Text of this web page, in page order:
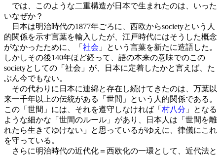
では、このような二重構造が日本で生まれたのは、いった
いなぜか？
日本は明治時代の1877年ごろに、西欧からsocietyという人
的関係を示す言葉を輸入したが、江戸時代にはそうした概念
がなかったために、「 社会 」という言葉を新たに造語した。
しかしその後140年ほど経って、語の本来の意味でのこの
societyとしての「社会」が、日本に定着したかと言えば、た
ぶん今でもない。
その代わりに日本に連綿と存在し続けてきたのは、万葉以
来一千年以上の伝統がある「世間」という人的関係である。
この「世間」には、それを遵守しなければ「 村八分 」となる
ような細かな「世間のルール」があり、日本人は「世間を離
れたら生きてゆけない」と思っているがゆえに、律儀にこれ
を守っている。
さらに明治時代の近代化＝西欧化の一環として、近代法と